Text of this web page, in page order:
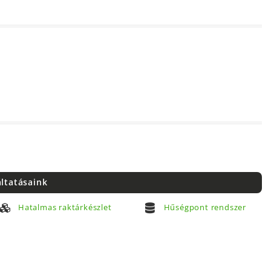
Hatalmas raktárkészlet Hűségpont rendszer